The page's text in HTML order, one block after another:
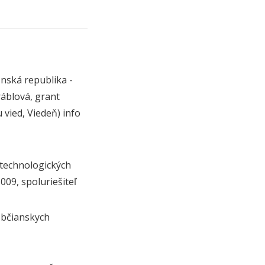
republika -
grant
Viedeň) info
spoluriešiteľ